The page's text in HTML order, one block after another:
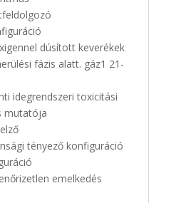
dúsított keverékek
fázis alatt. gáz1 21-
idegrendszeri toxicitási
mutatója
tényező konfiguráció
emelkedés